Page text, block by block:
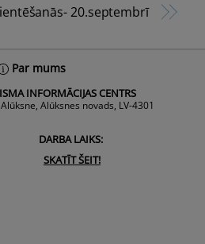
20.septembrī
Par mums
INFORMĀCIJAS CENTRS
Alūksnes novads, LV-4301
DARBA LAIKS:
SKATĪT ŠEIT!